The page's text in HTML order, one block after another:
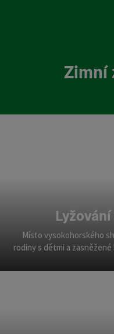
Zimní
Místo vysokohorského
rodiny s dětmi a